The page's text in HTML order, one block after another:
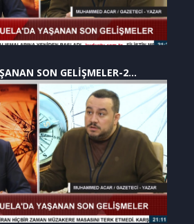
SON GELİŞMELER-2